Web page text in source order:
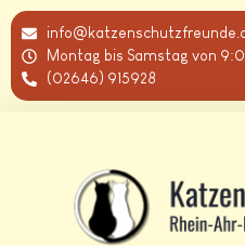
Montag bis Samstag von
(02646) 915928